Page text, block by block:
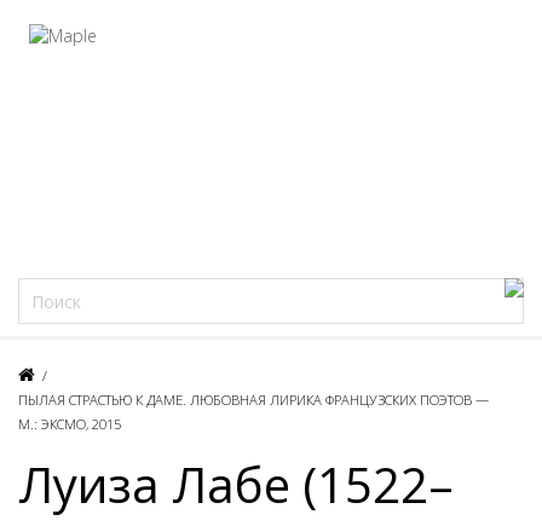
/
ПЫЛАЯ СТРАСТЬЮ К ДАМЕ. ЛЮБОВНАЯ ЛИРИКА ФРАНЦУЗСКИХ ПОЭТОВ —
М.: ЭКСМО, 2015
Луиза Лабе (1522–